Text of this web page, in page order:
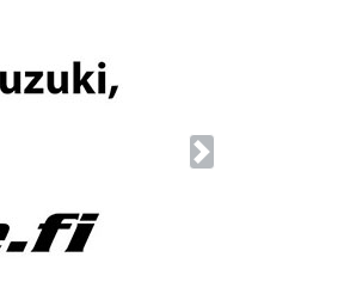
Next